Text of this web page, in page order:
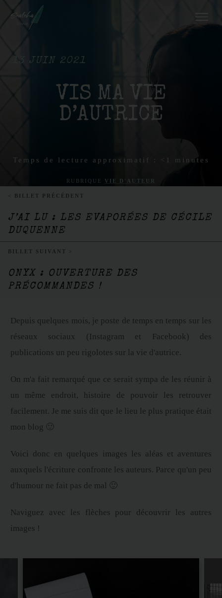
13 JUIN 2021
VIS MA VIE
D’AUTRICE
Temps de lecture approximatif : <1 minutes
RUBRIQUE VIE D'AUTEUR
< BILLET PRÉCÉDENT
J’AI LU : LES EVAPORÉES DE CÉCILE
DUQUENNE
BILLET SUIVANT >
ONYX : OUVERTURE DES
PRÉCOMMANDES !
Depuis quelques mois, je poste de temps en temps sur les
réseaux sociaux (Instagram et Facebook) des
publications un peu rigolotes sur la vie d'autrice.
On m'a fait remarqué que ce serait sympa de les réunir à
un même endroit, histoire de pouvoir les retrouver
facilement. Je me suis dit que le lieu le plus pratique était
mon blog 🙂
Voici donc en quelques images les aléas et aventures
auxquels l'écriture confronte les auteurs. Parce qu'un peu
d'humour ne fait pas de mal 🙂
Naviguez avec les flèches pour découvrir les autres
images !